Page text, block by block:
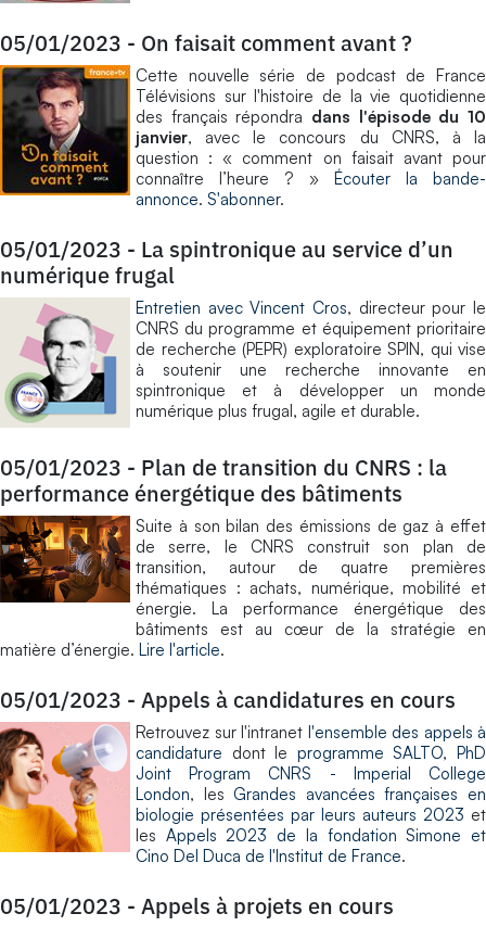
05/01/2023 - On faisait comment avant ?
Cette nouvelle série de podcast de France
Télévisions sur l'histoire de la vie quotidienne
des français répondra dans l'épisode du 10
janvier, avec le concours du CNRS, à la
question : « comment on faisait avant pour
connaître l’heure ? » Écouter la bande-
annonce. S'abonner.
05/01/2023 - La spintronique au service d’un
numérique frugal
Entretien avec Vincent Cros, directeur pour le
CNRS du programme et équipement prioritaire
de recherche (PEPR) exploratoire SPIN, qui vise
à soutenir une recherche innovante en
spintronique et à développer un monde
numérique plus frugal, agile et durable.
05/01/2023 - Plan de transition du CNRS : la
performance énergétique des bâtiments
Suite à son bilan des émissions de gaz à effet
de serre, le CNRS construit son plan de
transition, autour de quatre premières
thématiques : achats, numérique, mobilité et
énergie. La performance énergétique des
bâtiments est au cœur de la stratégie en
matière d’énergie. Lire l'article.
05/01/2023 - Appels à candidatures en cours
Retrouvez sur l'intranet l'ensemble des appels à
candidature dont le programme SALTO,PhD
Joint Program CNRS - Imperial College
London, les Grandes avancées françaises en
biologie présentées par leurs auteurs 2023 et
les Appels 2023 de la fondation Simone et
Cino Del Duca de l'Institut de France.
05/01/2023 - Appels à projets en cours